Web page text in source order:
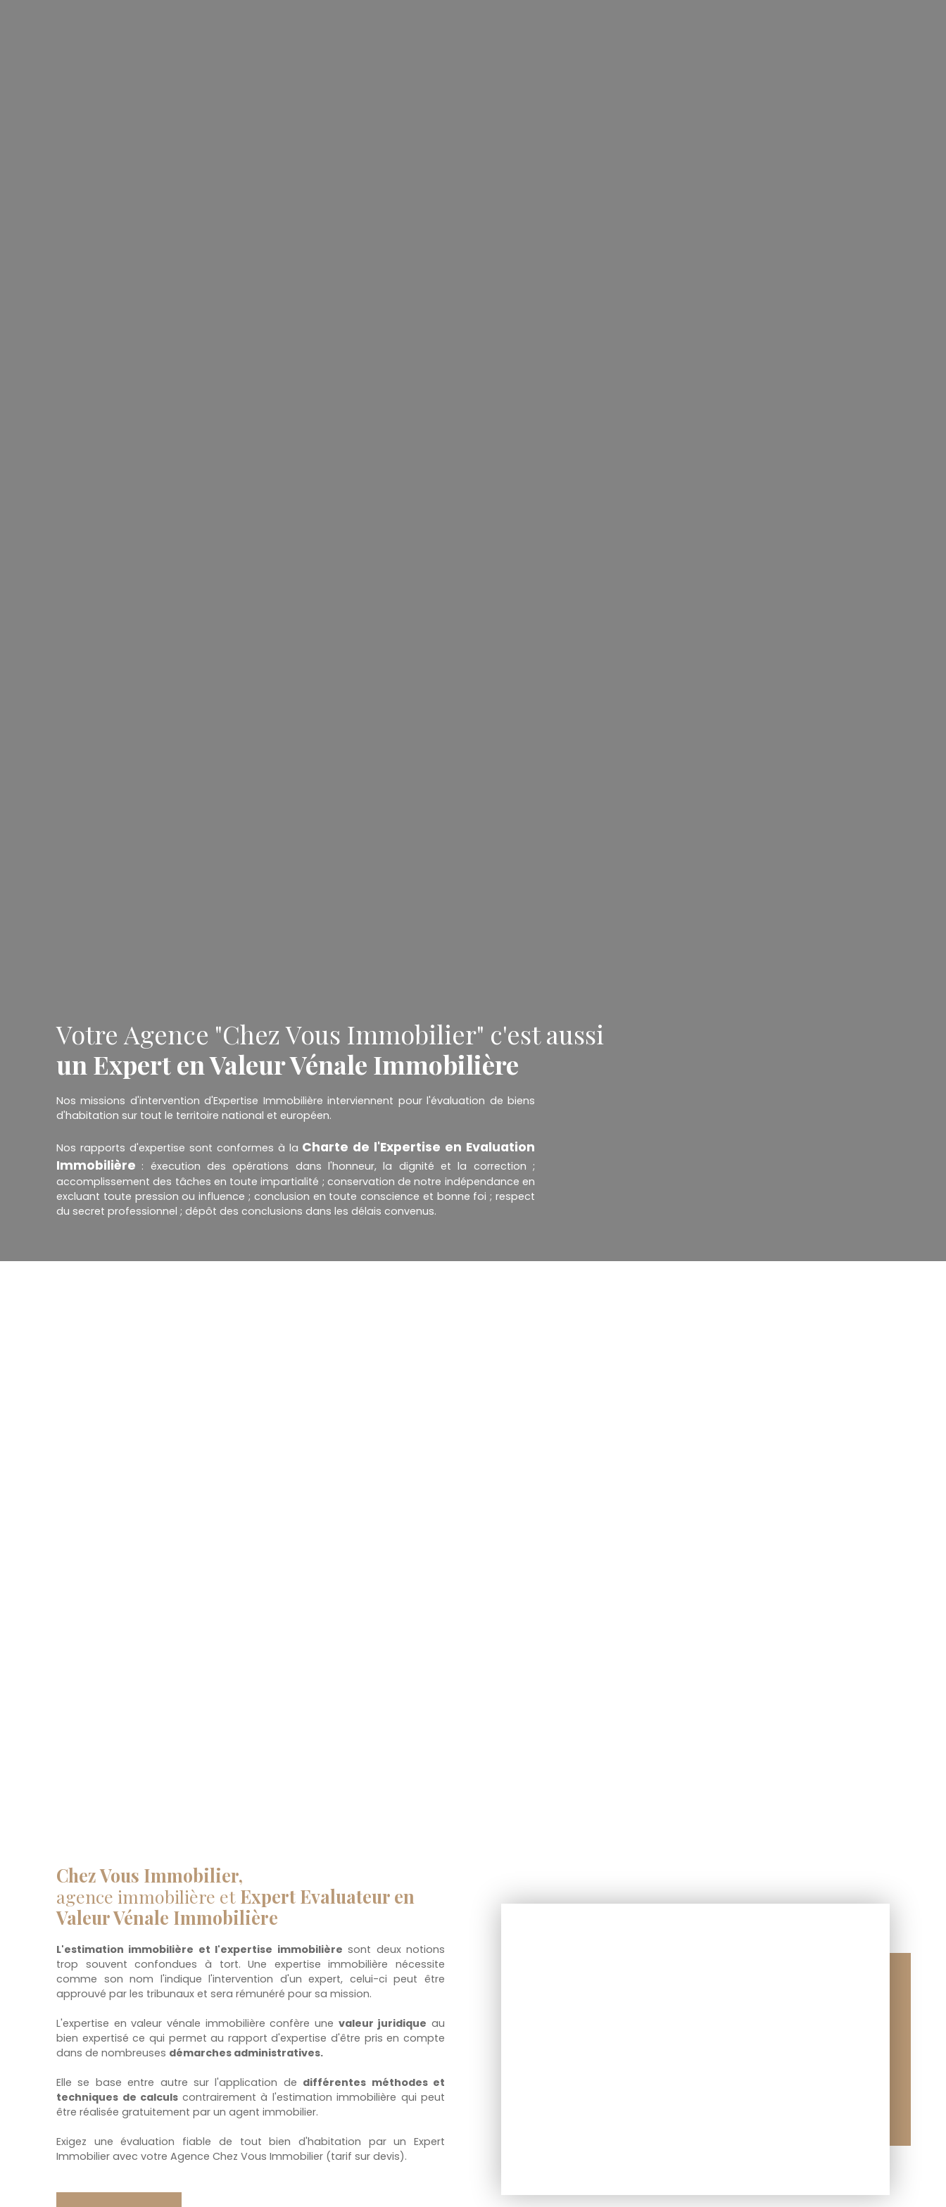
Votre Agence "Chez Vous Immobilier" c'est aussi
un Expert en Valeur Vénale Immobilière
Nos missions d'intervention d'Expertise Immobilière interviennent pour l'évaluation de biens
d'habitation sur tout le territoire national et européen.
Nos rapports d'expertise sont conformes à la Charte de l'Expertise en Evaluation
Immobilière : éxecution des opérations dans l'honneur, la dignité et la correction ;
accomplissement des tâches en toute impartialité ; conservation de notre indépendance en
excluant toute pression ou influence ; conclusion en toute conscience et bonne foi ; respect
du secret professionnel ; dépôt des conclusions dans les délais convenus.
Chez Vous Immobilier,
agence immobilière et Expert Evaluateur en
Valeur Vénale Immobilière
L'estimation immobilière et l'expertise immobilière sont deux notions
trop souvent confondues à tort. Une expertise immobilière nécessite
comme son nom l'indique l'intervention d'un expert, celui-ci peut être
approuvé par les tribunaux et sera rémunéré pour sa mission.
L'expertise en valeur vénale immobilière confère une valeur juridique au
bien expertisé ce qui permet au rapport d'expertise d'être pris en compte
dans de nombreuses démarches administratives.
Elle se base entre autre sur l'application de différentes méthodes et
techniques de calculs contrairement à l'estimation immobilière qui peut
être réalisée gratuitement par un agent immobilier.
Exigez une évaluation fiable de tout bien d'habitation par un Expert
Immobilier avec votre Agence Chez Vous Immobilier (tarif sur devis).